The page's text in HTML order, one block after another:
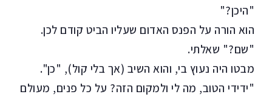
"היכן?"
הוא הורה על הפנס האדום שעליו הביט קודם לכן.
"שם?" שאלתי.
מבטו היה נעוץ בי, והוא השיב (אך בלי קול), "כן".
"ידידי הטוב, מה לי ולמקום הזה? על כל פנים, מעולם